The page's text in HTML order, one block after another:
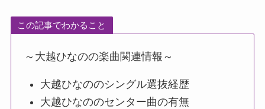
この記事でわかること
～大越ひなのの楽曲関連情報～
大越ひなののシングル選抜経歴
大越ひなののセンター曲の有無